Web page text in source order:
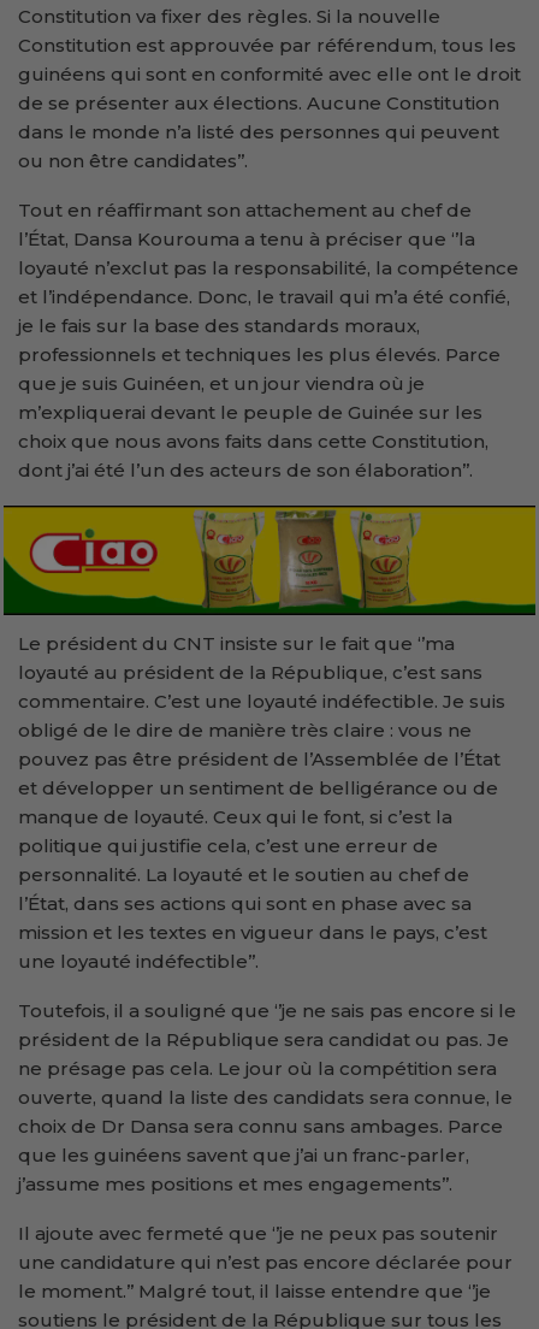
Constitution va fixer des règles. Si la nouvelle
Constitution est approuvée par référendum, tous les
guinéens qui sont en conformité avec elle ont le droit
de se présenter aux élections. Aucune Constitution
dans le monde n’a listé des personnes qui peuvent
ou non être candidates’’.
Tout en réaffirmant son attachement au chef de
l’État, Dansa Kourouma a tenu à préciser que ‘’la
loyauté n’exclut pas la responsabilité, la compétence
et l’indépendance. Donc, le travail qui m’a été confié,
je le fais sur la base des standards moraux,
professionnels et techniques les plus élevés. Parce
que je suis Guinéen, et un jour viendra où je
m’expliquerai devant le peuple de Guinée sur les
choix que nous avons faits dans cette Constitution,
dont j’ai été l’un des acteurs de son élaboration’’.
Le président du CNT insiste sur le fait que ‘’ma
loyauté au président de la République, c’est sans
commentaire. C’est une loyauté indéfectible. Je suis
obligé de le dire de manière très claire : vous ne
pouvez pas être président de l’Assemblée de l’État
et développer un sentiment de belligérance ou de
manque de loyauté. Ceux qui le font, si c’est la
politique qui justifie cela, c’est une erreur de
personnalité. La loyauté et le soutien au chef de
l’État, dans ses actions qui sont en phase avec sa
mission et les textes en vigueur dans le pays, c’est
une loyauté indéfectible’’.
Toutefois, il a souligné que ‘’je ne sais pas encore si le
président de la République sera candidat ou pas. Je
ne présage pas cela. Le jour où la compétition sera
ouverte, quand la liste des candidats sera connue, le
choix de Dr Dansa sera connu sans ambages. Parce
que les guinéens savent que j’ai un franc-parler,
j’assume mes positions et mes engagements’’.
Il ajoute avec fermeté que ‘’je ne peux pas soutenir
une candidature qui n’est pas encore déclarée pour
le moment.’’ Malgré tout, il laisse entendre que ‘’je
soutiens le président de la République sur tous les